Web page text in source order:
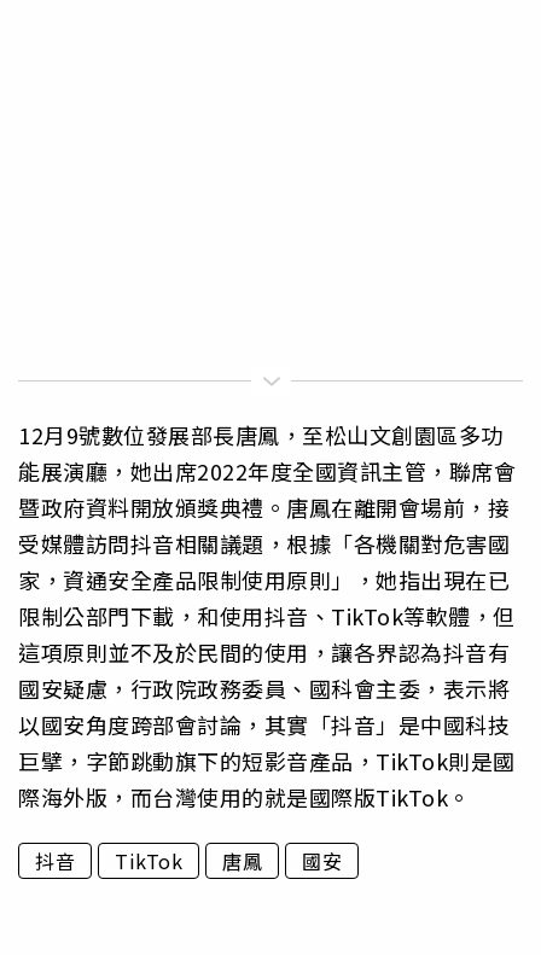
12月9號數位發展部長唐鳳，至松山文創園區多功
能展演廳，她出席2022年度全國資訊主管，聯席會
暨政府資料開放頒獎典禮。唐鳳在離開會場前，接
受媒體訪問抖音相關議題，根據「各機關對危害國
家，資通安全產品限制使用原則」，她指出現在已
限制公部門下載，和使用抖音、TikTok等軟體，但
這項原則並不及於民間的使用，讓各界認為抖音有
國安疑慮，行政院政務委員、國科會主委，表示將
以國安角度跨部會討論，其實「抖音」是中國科技
巨擘，字節跳動旗下的短影音產品，TikTok則是國
際海外版，而台灣使用的就是國際版TikTok。
抖音 TikTok 唐鳳 國安